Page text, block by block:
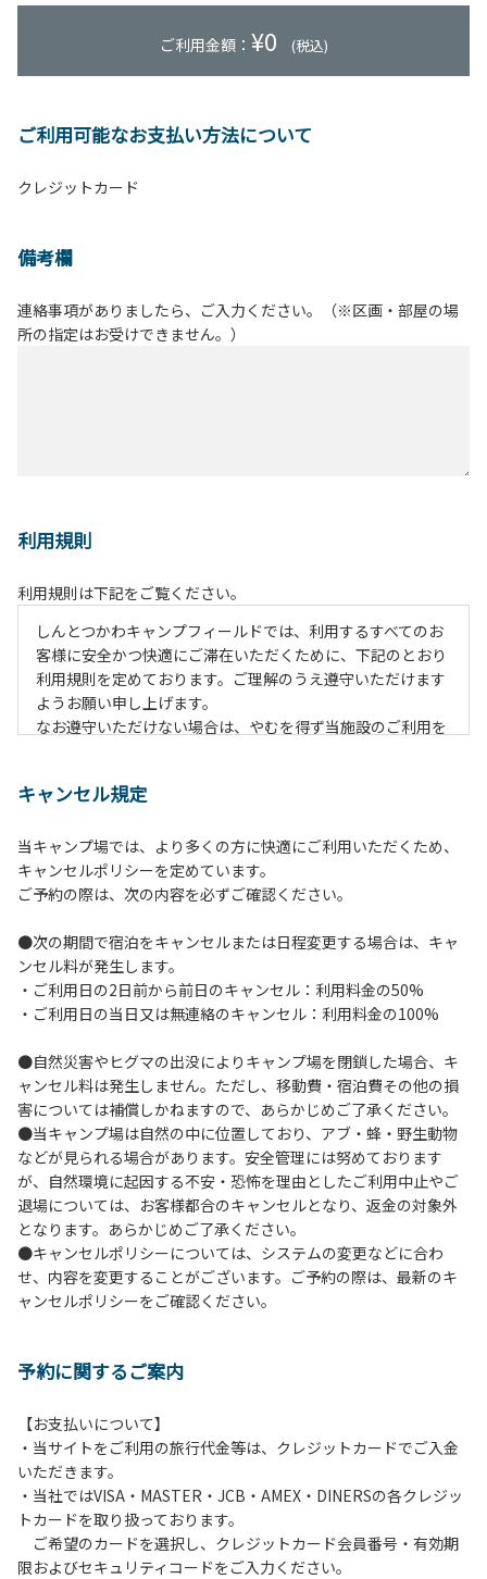
ご利用金額： ¥0 (税込)
ご利用可能なお支払い方法について
クレジットカード
備考欄
連絡事項がありましたら、ご入力ください。（※区画・部屋の場
所の指定はお受けできません。）
利用規則
利用規則は下記をご覧ください。
しんとつかわキャンプフィールドでは、利用するすべてのお
客様に安全かつ快適にご滞在いただくために、下記のとおり
利用規則を定めております。ご理解のうえ遵守いただけます
ようお願い申し上げます。
なお遵守いただけない場合は、やむを得ず当施設のご利用を
【ご利用上の注意事項ならびに禁止事項】
２.安全管理上、お子様の単独での行動はご遠慮ください。
３.調度品などの持ち出しはしないでください。
４.午後10時以降の花火の使用は禁止です。
使用、夜間の大声での談笑等）や他人に嫌悪感を与えるよう
な行為はお止めください。
６.芝生や地面での直火による焚き火、BBQ、キャンプファ
イヤーは禁止します。
台の利用後は炭の鎮火の確認をお願いいたします。
８.バンガローの芝生にはテントは張らないでください。（タ
ープは１つまで可）
９.各自で出されましたゴミは全てお持ち帰りください。（使
用済みの炭は専用の捨て場に捨てられます。）
10.施設内および駐車場などで起きた金品等の盗難、ご利用
者間でのトラブルで生じた損害に対しては、一切の責任を負
いかねます。
11.施設の利用については管理人の指示に従ってください。従
わない場合は退場していただき、今後の利用をお断りする場
合があります。
キャンセル規定
当キャンプ場では、より多くの方に快適にご利用いただくため、
キャンセルポリシーを定めています。
ご予約の際は、次の内容を必ずご確認ください。
●次の期間で宿泊をキャンセルまたは日程変更する場合は、キャ
ンセル料が発生します。
・ご利用日の2日前から前日のキャンセル：利用料金の50%
・ご利用日の当日又は無連絡のキャンセル：利用料金の100%
●自然災害やヒグマの出没によりキャンプ場を閉鎖した場合、キ
ャンセル料は発生しません。ただし、移動費・宿泊費その他の損
害については補償しかねますので、あらかじめご了承ください。
●当キャンプ場は自然の中に位置しており、アブ・蜂・野生動物
などが見られる場合があります。安全管理には努めております
が、自然環境に起因する不安・恐怖を理由としたご利用中止やご
退場については、お客様都合のキャンセルとなり、返金の対象外
となります。あらかじめご了承ください。
●キャンセルポリシーについては、システムの変更などに合わ
せ、内容を変更することがございます。ご予約の際は、最新のキ
ャンセルポリシーをご確認ください。
予約に関するご案内
【お支払いについて】
・当サイトをご利用の旅行代金等は、クレジットカードでご入金
いただきます。
・当社ではVISA・MASTER・JCB・AMEX・DINERSの各クレジッ
トカードを取り扱っております。
ご希望のカードを選択し、クレジットカード会員番号・有効期
限およびセキュリティコードをご入力ください。